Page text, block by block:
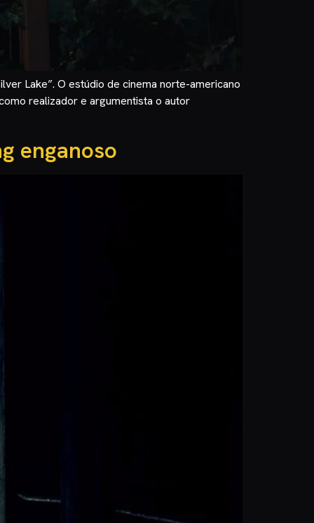
Lake”. O estúdio de cinema norte-americano
realizador e argumentista o autor
enganoso